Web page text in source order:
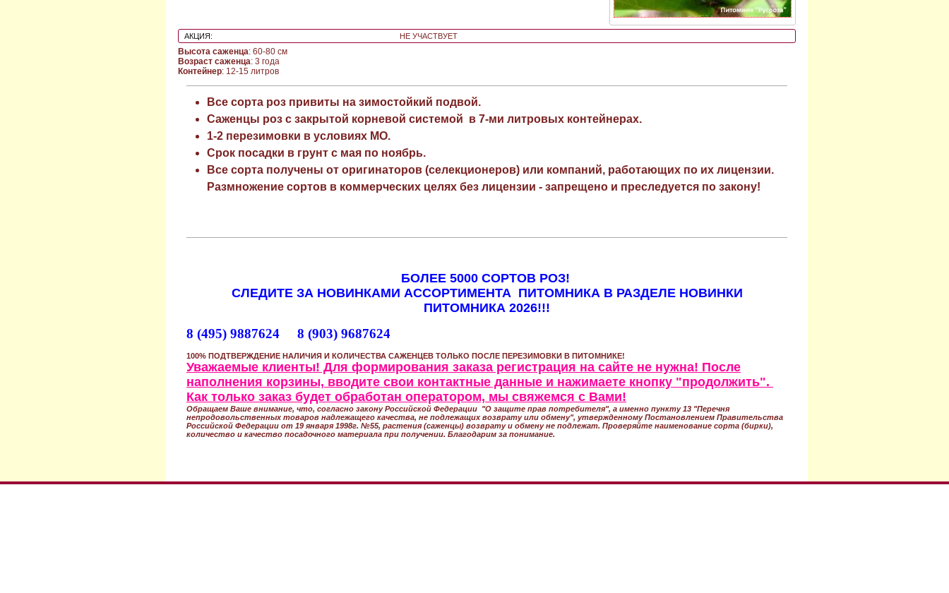
АКЦИЯ: НЕ УЧАСТВУЕТ
Высота саженца: 60-80 см
Возраст саженца: 3 года
Контейнер: 12-15 литров
Все сорта роз привиты на зимостойкий подвой.
Саженцы роз с закрытой корневой системой в 7-ми литровых контейнерах.
1-2 перезимовки в условиях МО.
Срок посадки в грунт с мая по ноябрь.
Все сорта получены от оригинаторов (селекционеров) или компаний, работающих по их лицензии.
Размножение сортов в коммерческих целях без лицензии - запрещено и преследуется по закону!
БОЛЕЕ 5000 СОРТОВ РОЗ!
СЛЕДИТЕ ЗА НОВИНКАМИ АССОРТИМЕНТА ПИТОМНИКА В РАЗДЕЛЕ НОВИНКИ
ПИТОМНИКА 2026!!!
8 (495) 9887624 8 (903) 9687624
100% ПОДТВЕРЖДЕНИЕ НАЛИЧИЯ И КОЛИЧЕСТВА САЖЕНЦЕВ ТОЛЬКО ПОСЛЕ ПЕРЕЗИМОВКИ В ПИТОМНИКЕ!
Уважаемые клиенты! Для формирования заказа регистрация на сайте не нужна! После
наполнения корзины, вводите свои контактные данные и нажимаете кнопку "продолжить".
Как только заказ будет обработан оператором, мы свяжемся с Вами!
Обращаем Ваше внимание, что, согласно закону Российской Федерации "О защите прав потребителя", а именно пункту 13 "Перечня
непродовольственных товаров надлежащего качества, не подлежащих возврату или обмену", утвержденному Постановлением Правительства
Российской Федерации от 19 января 1998г. №55, растения (саженцы) возврату и обмену не подлежат. Проверяйте наименование сорта (бирки),
количество и качество посадочного материала при получении. Благодарим за понимание.